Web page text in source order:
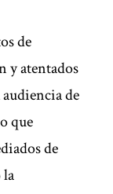
de
y atentados
de
que
de
la